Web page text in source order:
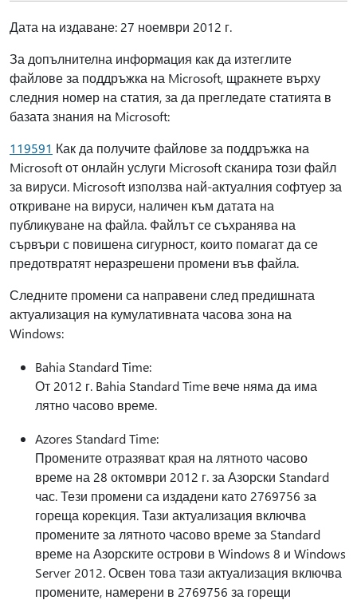
Дата на издаване: 27 ноември 2012 г.
За допълнителна информация как да изтеглите
файлове за поддръжка на Microsoft, щракнете върху
следния номер на статия, за да прегледате статията в
базата знания на Microsoft:
119591 Как да получите файлове за поддръжка на
Microsoft от онлайн услуги Microsoft сканира този файл
за вируси. Microsoft използва най-актуалния софтуер за
откриване на вируси, наличен към датата на
публикуване на файла. Файлът се съхранява на
сървъри с повишена сигурност, които помагат да се
предотвратят неразрешени промени във файла.
Следните промени са направени след предишната
актуализация на кумулативната часова зона на
Windows:
Bahia Standard Time:
От 2012 г. Bahia Standard Time вече няма да има
лятно часово време.
Azores Standard Time:
Промените отразяват края на лятното часово
време на 28 октомври 2012 г. за Азорски Standard
час. Тези промени са издадени като 2769756 за
гореща корекция. Тази актуализация включва
промените за лятното часово време за Standard
време на Азорските острови в Windows 8 и Windows
Server 2012. Освен това тази актуализация включва
промените, намерени в 2769756 за горещи